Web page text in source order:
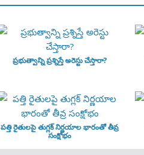
ప్రభుత్వాన్ని ప్రశ్నిస్తే అరెస్టు చేస్తారా?
పత్తి రైతులపై తుగ్లక్‌ నిర్ణయాల భారంతో తీవ్ర
సంక్షోభం